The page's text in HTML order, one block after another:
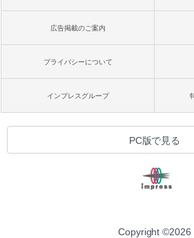
Robloxギフトカ
定バーチャルアイ
ラインコード版
ト): Java &
ンコード版
￥3,600
1冊ですべて身に
bデザイン入門講
￥1,292
ードウェア・市販
ェクトリストと最
Amazon Kindle
ージ、防水、7イ
イ、色調調節ライ
テリー、広告無し
売)
￥31,980
New Amazon
11インチカラーデ
き、グラファイト
広告掲載のご案内
プライバシーについて
インプレスグループ
PC版で見る
Copyright ©2026